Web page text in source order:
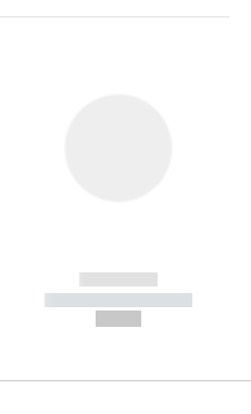
------------
----------- -----------